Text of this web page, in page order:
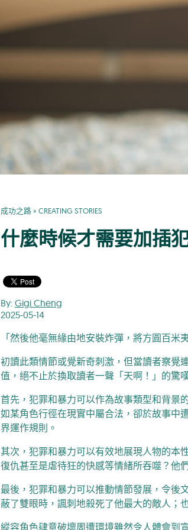
成功之路» CREATING STORIES
什麼時候才需要加插
By: Gigi Cheng
2025-05-14
「然後他毫無緣由地安裝炸彈，將方圓百
初讀此類情節或覺新奇刺激，但當讀者察覺
值，絕不止於換取讀者一聲「天啊！」的驚
首先，犯罪和暴力可以作為故事類型和背景
如某角色行徑在現實中屬合法，卻於故事中
界運作規則。
其次，犯罪和暴力可以有效地展現人物的本
復仇甚至是虐待狂的快感等情緒所吞噬？他
最後，犯罪和暴力可以推動情節發展，令後
蔽了雙眼時，諷刺地殺死了他最大的敵人；
縱容角色肆意破壞周遭環境雖然令人體會到